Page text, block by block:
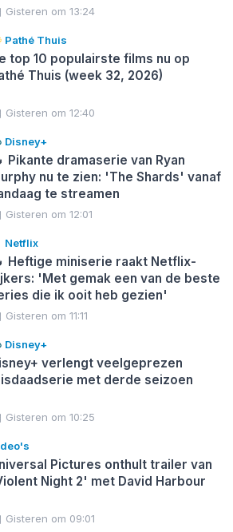
Gisteren om 13:24
Pathé Thuis
top 10 populairste films nu op
Thuis (week 32, 2026)
Gisteren om 12:40
Disney+
Pikante dramaserie van Ryan
nu te zien: 'The Shards' vanaf
te streamen
Gisteren om 12:01
Netflix
Heftige miniserie raakt Netflix-
'Met gemak een van de beste
die ik ooit heb gezien'
Gisteren om 11:11
Disney+
verlengt veelgeprezen
met derde seizoen
Gisteren om 10:25
Pictures onthult trailer van
Night 2' met David Harbour
Gisteren om 09:01